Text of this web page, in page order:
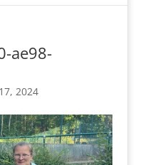
ae98-
2024